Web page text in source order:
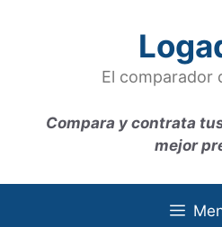
El comparador
Compara y contrata
mejor